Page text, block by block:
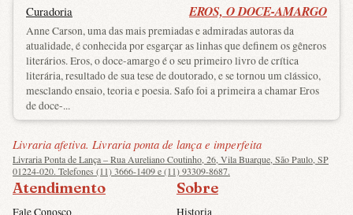
Curadoria EROS, O DOCE-AMARGO
Anne Carson, uma das mais premiadas e admiradas autoras da
atualidade, é conhecida por esgarçar as linhas que definem os gêneros
literários. Eros, o doce-amargo é o seu primeiro livro de crítica
literária, resultado de sua tese de doutorado, e se tornou um clássico,
mesclando ensaio, teoria e poesia. Safo foi a primeira a chamar Eros
de doce-...
Livraria afetiva. Livraria ponta de lança e imperfeita
Livraria Ponta de Lança – Rua Aureliano Coutinho, 26, Vila Buarque, São Paulo, SP
01224-020. Telefones (11) 3666-1409 e (11) 93309-8687.
Atendimento
Fale Conosco
Sobre
Historia